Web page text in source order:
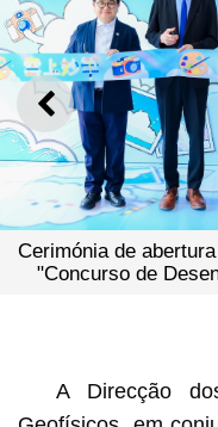
ANTERIOR
Cerimónia de
"Concurso de
A Direcção